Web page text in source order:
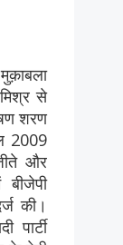
मिश्र से
शरण
2009
और
की।